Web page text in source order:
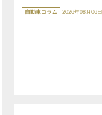
テ
ゴ
自動車コラム 2026年08月06日